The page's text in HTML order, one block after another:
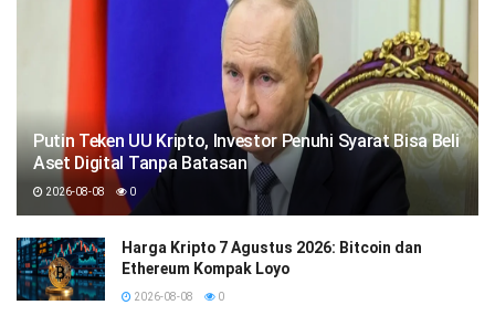
Putin Teken UU Kripto, Investor Penuhi Syarat Bisa Beli
Aset Digital Tanpa Batasan
2026-08-08 0
Harga Kripto 7 Agustus 2026: Bitcoin dan
Ethereum Kompak Loyo
2026-08-08 0